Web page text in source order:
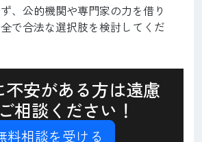
、公的機関や専門家の力を借り
で合法な選択肢を検討してくだ
不安がある方は遠慮
相談ください！
料相談を受ける